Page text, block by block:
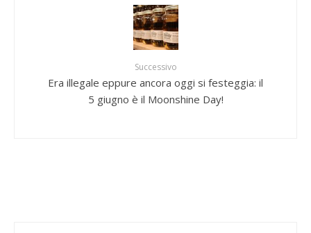
Successivo
Era illegale eppure ancora oggi si festeggia: il
5 giugno è il Moonshine Day!